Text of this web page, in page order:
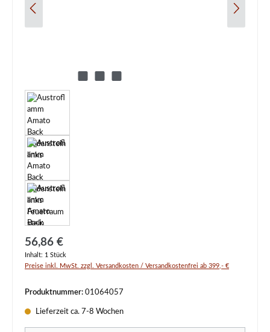
Regulärer Preis:
56,86 €
Inhalt: 1 Stück
Preise inkl. MwSt. zzgl. Versandkosten / Versandkostenfrei ab 399,- €
Produktnummer: 01064057
Lieferzeit ca. 7-8 Wochen